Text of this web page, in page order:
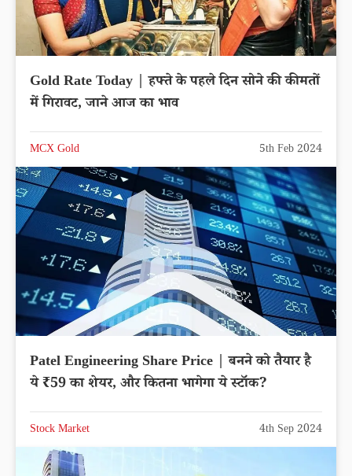
Gold Rate Today | हफ्ते के पहले दिन सोने की कीमतों
में गिरावट, जाने आज का भाव
MCX Gold 5th Feb 2024
Patel Engineering Share Price | बनने को तैयार है
ये ₹59 का शेयर, और कितना भागेगा ये स्टॉक?
Stock Market 4th Sep 2024